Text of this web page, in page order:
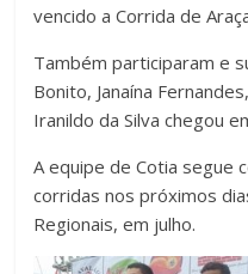
vencido a Corrida de
Também participaram e
Bonito, Janaína
Iranildo da Silva chegou
A equipe de Cotia segue
corridas nos próximos
Regionais, em julho.